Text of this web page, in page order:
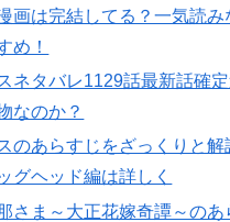
画は完結してる？一気読み
め！
ネタバレ1129話最新話確
なのか？
のあらすじをざっくりと解
グヘッド編は詳しく
さま～大正花嫁奇譚～のあ